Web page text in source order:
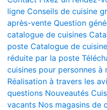
ligne Conseils de cuisine
après-vente Question
catalogue de cuisines
poste Catalogue de
réduite par la poste
cuisines pour personnes
Réalisation à travers les
questions Nouveautés
vacants Nos magasins de